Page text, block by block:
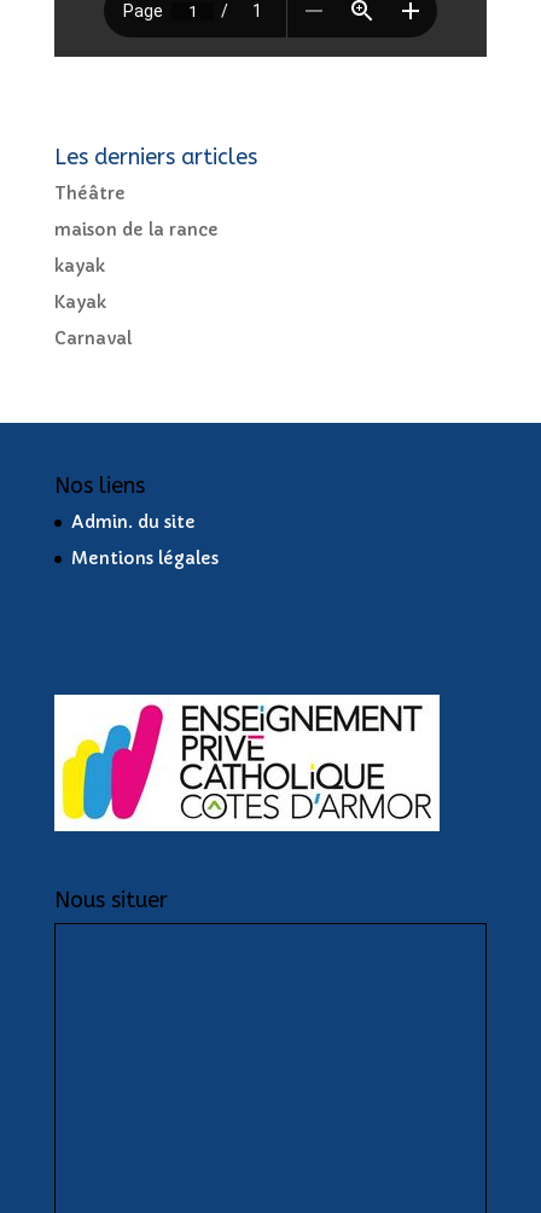
Les derniers articles
Théâtre
maison de la rance
kayak
Kayak
Carnaval
Nos liens
Admin. du site
Mentions légales
Nous situer